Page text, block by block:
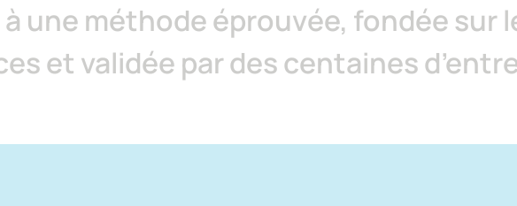
une méthode éprouvée, fondée sur
et validée par des centaines